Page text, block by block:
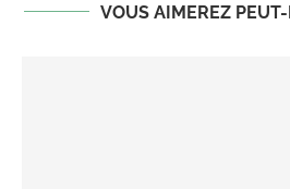
VOUS AIMEREZ